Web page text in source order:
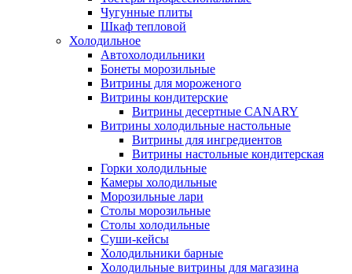
Чугунные плиты
Шкаф тепловой
Холодильное
Автохолодильники
Бонеты морозильные
Витрины для мороженого
Витрины кондитерские
Витрины десертные CANARY
Витрины холодильные настольные
Витрины для ингредиентов
Витрины настольные кондитерская
Горки холодильные
Камеры холодильные
Морозильные лари
Столы морозильные
Столы холодильные
Суши-кейсы
Холодильники барные
Холодильные витрины для магазина